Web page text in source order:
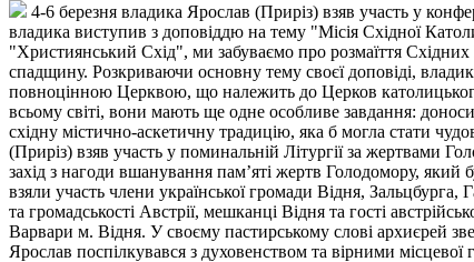
4-6 березня владика Ярослав (Приріз) взяв участь у
владика виступив з доповіддю на тему "Місія Східної
"Християнський Схід", ми забуваємо про розмаїття Східних
спадщину. Розкриваючи основну тему своєї доповіді,
повноцінною Церквою, що належить до Церков
всьому світі, вони мають ще одне особливе завдання:
східну містично-аскетичну традицію, яка б могла стати
(Приріз) взяв участь у поминальній Літургії за жертвами
захід з нагоди вшанування пам’яті жертв Голодомору,
взяли участь члени української громади Відня,
та громадськості Австрії, мешканці Відня та гості
Варвари м. Відня. У своєму пастирському слові архиєрей
Ярослав поспілкувався з духовенством та вірними